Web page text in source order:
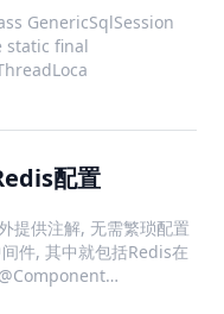
GenericSqlSession
static final
配置
提供注解, 无需繁琐配置
件, 其中就包括Redis在